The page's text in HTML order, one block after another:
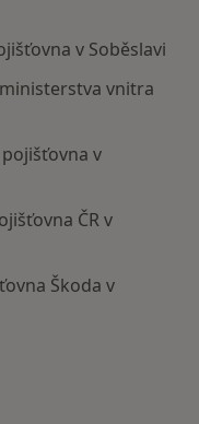
v Soběslavi
vnitra
v
ČR v
Škoda v